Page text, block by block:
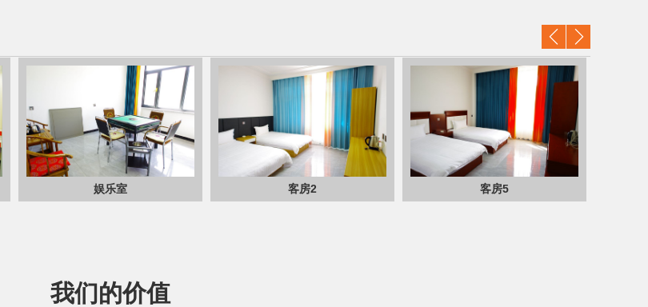
娱乐室 客房2 客房5
我们的价值